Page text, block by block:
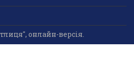
онлайн-версія.